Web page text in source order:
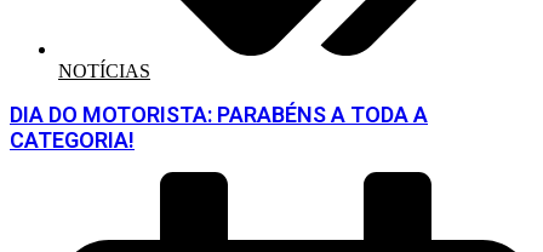
NOTÍCIAS
DIA DO MOTORISTA: PARABÉNS A TODA A
CATEGORIA!